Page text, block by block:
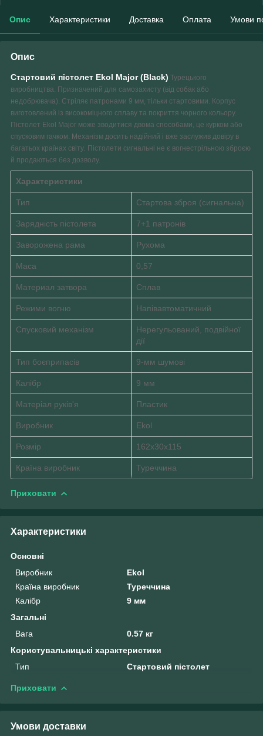
Опис Характеристики Доставка Оплата Умови
Опис
Стартовий пістолет Ekol Major(Black) Турецького
виробництва. Призначений для самозахисту (від собак або
недобрювача). Стріляє патронами 9 мм, тільки стартовими. Корпус
виготовлений із високоміцного сплаву та покриття чорного кольору.
Пістолет Ekol Major може зводитися двома способами, це курком або
спусковим гачком. Механізм досить надійний і вже заслужив довіру в
багатьох країнах світу. Пістолети сигнальні не є вогнестрільною зброєю
й продаються без дозволу.
Характеристики
Тип Стартова зброя (сигнальна)
Зарядність пістолета 7+1 патронів
Заворожена рама Рухома
Маса 0,57
Материал затвора Сплав
Режими вогню Напівавтоматичний
Спусковий механізм
Нерегульований, подвійної
дії
Тип боєприпасів 9-мм шумові
Калібр 9 мм
Матеріал руків'я Пластик
Виробник Ekol
Розмір 162х30х115
Країна виробник Туреччина
Приховати
Характеристики
Основні
Виробник
Ekol
Країна виробник
Туреччина
Калібр
9 мм
Загальні
Вага
0.57 кг
Користувальницькі характеристики
Тип
Стартовий пістолет
Приховати
Умови доставки